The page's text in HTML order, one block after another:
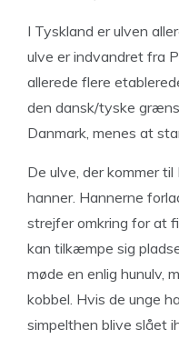
I Tyskland er ulven
ulve er indvandret fra
allerede flere
den dansk/tyske
Danmark, menes at
De ulve, der kommer
hanner. Hannerne
strejfer omkring for at
kan tilkæmpe sig
møde en enlig hunulv,
kobbel. Hvis de unge
simpelthen blive slået